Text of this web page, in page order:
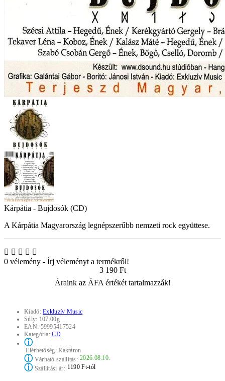
Kárpátia - Bujdosók (CD)
A Kárpátia Magyarország legnépszerűbb nemzeti rock együttese.
0 vélemény - Írj véleményt a termékről!
3 190 Ft
Áraink az ÁFA értékét tartalmazzák!
Kiadó:Exkluzív Music
Súly: 107.00g
EAN: 59995417524
Kategória:CD
ⓘ
Elérhetőség:Raktáron
ⓘVárható szállítás: 2026.08.10.
ⓘSzállítási ár: 1190 Ft-tól